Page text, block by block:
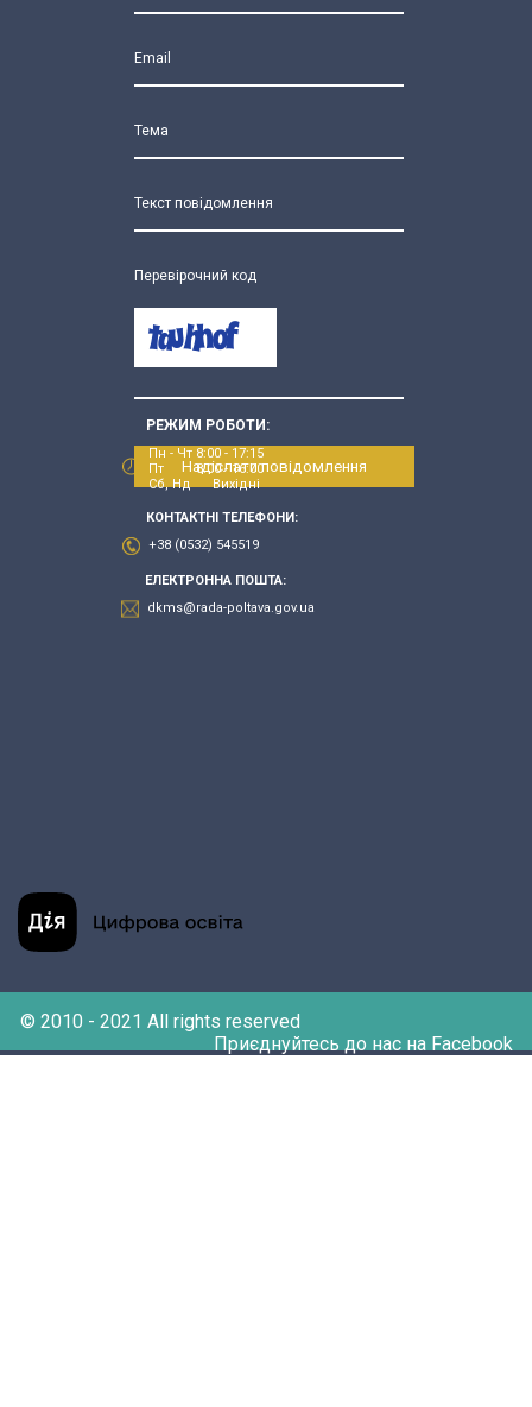
Email
Тема
Текст повідомлення
Перевірочний код
Надіслати повідомлення
РЕЖИМ РОБОТИ:
Пн - Чт 8:00 - 17:15
Пт 8:00 - 16:00
Сб, Нд Вихідні
КОНТАКТНІ ТЕЛЕФОНИ:
+38 (0532) 545519
ЕЛЕКТРОННА ПОШТА:
dkms@rada-poltava.gov.ua
© 2010 - 2021 All rights reserved
Приєднуйтесь до нас на Facebook